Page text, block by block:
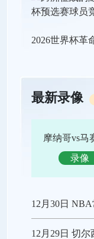
最新录像
录像
12月30日 NBA常
12月29日 切